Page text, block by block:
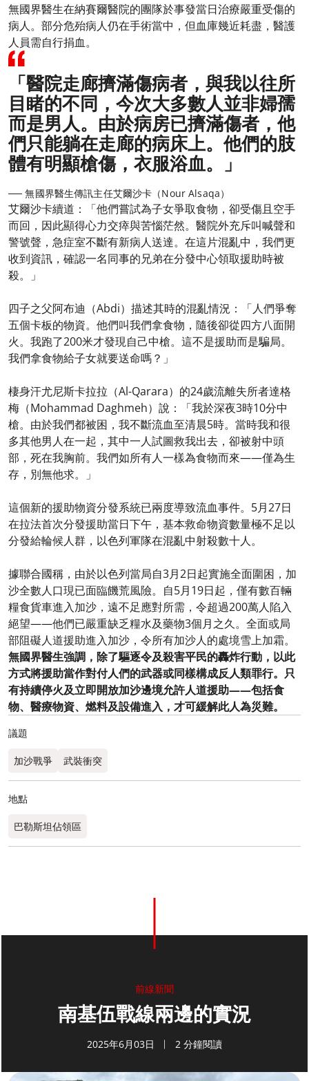
無國界醫生在納賽爾醫院的團隊於事發當日治療嚴重受傷的
病人。部分危殆病人仍在手術當中，但血庫幾近耗盡，醫護
人員需自行捐血。
「醫院走廊擠滿傷病者，與我以往所
目睹的不同，今次大多數人並非婦孺
而是男人。由於病房已擠滿傷者，他
們只能躺在走廊的病床上。他們的肢
體有明顯槍傷，衣服浴血。」
── 無國界醫生傳訊主任艾爾沙卡（Nour Alsaqa）
艾爾沙卡續道：「他們嘗試為子女爭取食物，卻受傷且空手
而回，因此顯得心力交瘁與苦惱茫然。醫院外充斥叫喊聲和
警號聲，急症室不斷有新病人送達。在這片混亂中，我們更
收到資訊，確認一名同事的兄弟在分發中心領取援助時被
殺。」
四子之父阿布迪（Abdi）描述其時的混亂情況：「人們爭奪
五個卡板的物資。他們叫我們拿食物，隨後卻從四方八面開
火。我跑了200米才發現自己中槍。這不是援助而是騙局。
我們拿食物給子女就要送命嗎？」
棲身汗尤尼斯卡拉拉（Al-Qarara）的24歲流離失所者達格
梅（Mohammad Daghmeh）說：「我於深夜3時10分中
槍。由於我們都被困，我不斷流血至清晨5時。當時我和很
多其他男人在一起，其中一人試圖救我出去，卻被射中頭
部，死在我胸前。我們如所有人一樣為食物而來——僅為生
存，別無他求。」
這個新的援助物資分發系統已兩度導致流血事件。5月27日
在拉法首次分發援助當日下午，基本救命物資數量極不足以
分發給輪候人群，以色列軍隊在混亂中射殺數十人。
據聯合國稱，由於以色列當局自3月2日起實施全面圍困，加
沙全數人口現已面臨饑荒風險。自5月19日起，僅有數百輛
糧食貨車進入加沙，遠不足應對所需，令超過200萬人陷入
絕望——他們已嚴重缺乏糧水及藥物3個月之久。全面或局
部阻礙人道援助進入加沙，令所有加沙人的處境雪上加霜。
無國界醫生強調，除了驅逐令及殺害平民的轟炸行動，以此
方式將援助當作對付人們的武器或同樣構成反人類罪行。只
有持續停火及立即開放加沙邊境允許人道援助——包括食
物、醫療物資、燃料及設備進入，才可緩解此人為災難。
議題
加沙戰爭 武裝衝突
地點
巴勒斯坦佔領區
前線新聞
南基伍戰線兩邊的實況
2025年6月03日 2 分鐘閱讀